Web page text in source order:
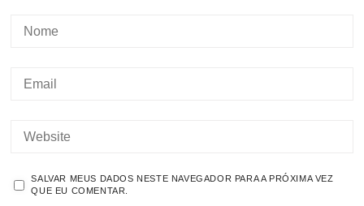
SALVAR MEUS DADOS NESTE NAVEGADOR PARA A PRÓXIMA VEZ
QUE EU COMENTAR.